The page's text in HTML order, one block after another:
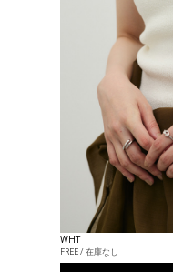
WHT
FREE / 在庫なし